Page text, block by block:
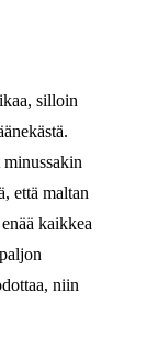
silloin
että maltan
kaikkea
niin